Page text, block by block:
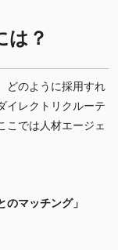
は？
どのように採用すれ
イレクトリクルーテ
こでは人材エージェ
のマッチング」